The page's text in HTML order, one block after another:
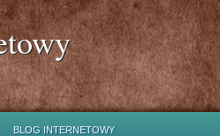
BLOG INTERNETOWY